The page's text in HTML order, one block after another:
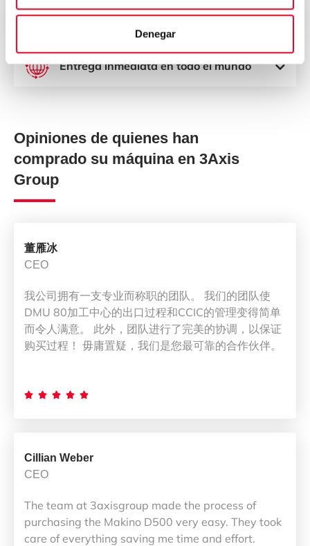
Denegar
Seguridad, confianza y transparencia
Entrega inmediata en todo el mundo
Opiniones de quienes han
comprado su máquina en 3Axis
Group
董雁冰
CEO
我公司拥有一支专业而称职的团队。 我们的团队使
DMU 80加工中心的出口过程和CCIC的管理变得简单
而令人满意。 此外，团队进行了完美的协调，以保证
购买过程！ 毋庸置疑，我们是您最可靠的合作伙伴。
    
Cillian Weber
CEO
The team at 3axisgroup made the process of
purchasing the Makino D500 very easy. They took
care of everything saving me time and effort.